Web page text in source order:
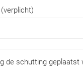
de schutting geplaatst